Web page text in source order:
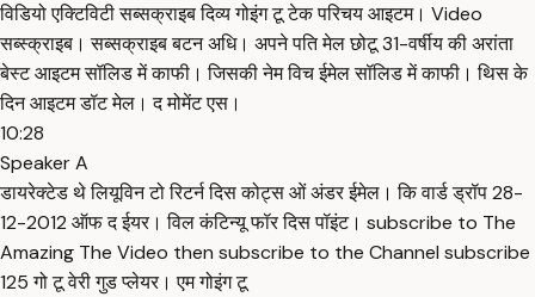
विडियो एक्टिविटी सब्सक्राइब दिव्य गोइंग टू टेक परिचय आइटम। Video
सब्स्क्राइब। सब्सक्राइब बटन अधि। अपने पति मेल छोटू 31-वर्षीय की अरांता
बेस्ट आइटम सॉलिड में काफी। जिसकी नेम विच ईमेल सॉलिड में काफी। थिस के
दिन आइटम डॉट मेल। द मोमेंट एस।
10:28
Speaker A
डायरेक्टेड थे लियूविन टो रिटर्न दिस कोट्स ओं अंडर ईमेल। कि वार्ड ड्रॉप 28-
12-2012 ऑफ द ईयर। विल कंटिन्यू फॉर दिस पॉइंट। subscribe to The
Amazing The Video then subscribe to the Channel subscribe
125 गो टू वेरी गुड प्लेयर। एम गोइंग टू